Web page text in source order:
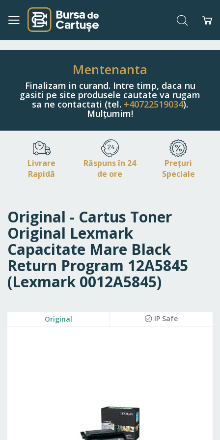
Navigați
Conținut
Căutare
Mentenanta
Finalizam in curand. Intre timp, daca nu
gasiti pe site produsele cautate va rugam
sa ne contactati (tel. +40722519034).
Mulțumim!
Livrare
Rapidă
Răspuns în 24
de ore
Prețuri
Speciale
Original - Cartus Toner
Original Lexmark
Capacitate Mare Black
Return Program 12A5845
(Lexmark 0012A5845)
Original IP Safe